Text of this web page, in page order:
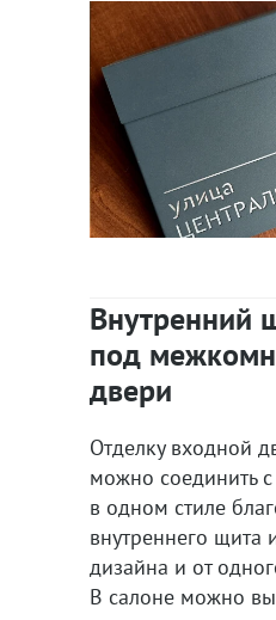
Внутренний
под
двери
Отделку входной
можно соединить
в одном стиле
внутреннего щита
дизайна и от
В салоне можно